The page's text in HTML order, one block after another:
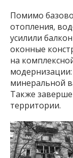
Помимо
отопления,
усилили
оконные
на
минеральной
Также
территории.